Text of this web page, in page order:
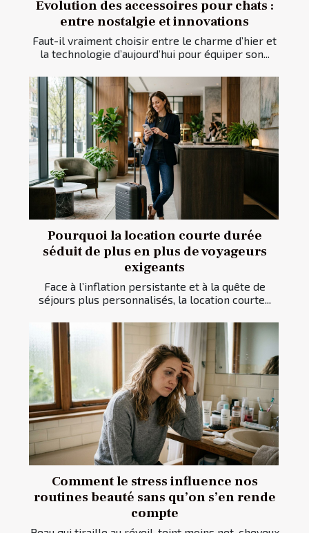
Évolution des accessoires pour chats :
entre nostalgie et innovations
Faut-il vraiment choisir entre le charme d’hier et
la technologie d’aujourd’hui pour équiper son...
Pourquoi la location courte durée
séduit de plus en plus de voyageurs
exigeants
Face à l’inflation persistante et à la quête de
séjours plus personnalisés, la location courte...
Comment le stress influence nos
routines beauté sans qu’on s’en rende
compte